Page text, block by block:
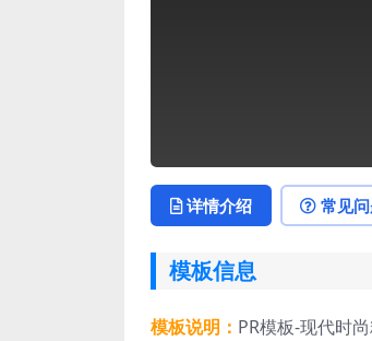
详情介绍 常见
模板信息
模板说明： PR模板-现代时